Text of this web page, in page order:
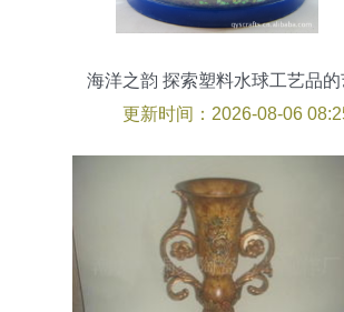
海洋之韵 探索塑料水球工艺品
更新时间：2026-08-06